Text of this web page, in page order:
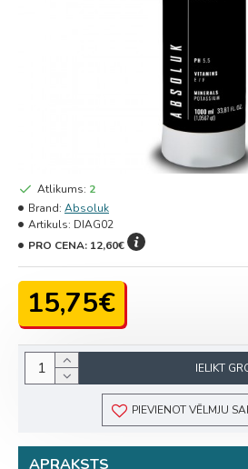
15,75€
Atlikums: 2
Brand: Absoluk
Artikuls: DIAG02
PRO CENA: 12,60€
IELIKT
PIEVIENOT VĒLMJU
APRAKSTS